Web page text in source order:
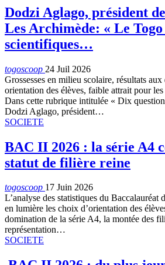
Dodzi Aglago, président
Les Archimède: « Le Togo
scientifiques…
togoscoop 24 Juil 2026
Grossesses en milieu scolaire, résultats
orientation des élèves, faible attrait pour
Dans cette rubrique intitulée « Dix
Dodzi Aglago, président…
SOCIETE
BAC II 2026 : la série A4
statut de filière reine
togoscoop 17 Juin 2026
L’analyse des statistiques du Baccalauréat
en lumière les choix d’orientation des
domination de la série A4, la montée des
représentation…
SOCIETE